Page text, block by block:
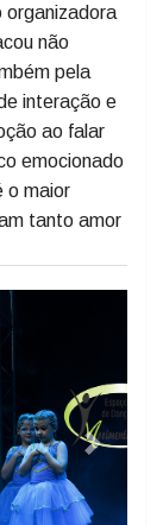
a
entre
organizadora
não
pela
interação e
ao falar
emocionado
tanto amor